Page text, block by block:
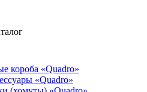
короба «Quadro»
«Quadro»